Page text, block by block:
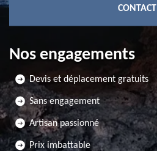
CONTACT
Nos engagements
Devis et déplacement gratuits
Sans engagement
Artisan passionné
Prix imbattable